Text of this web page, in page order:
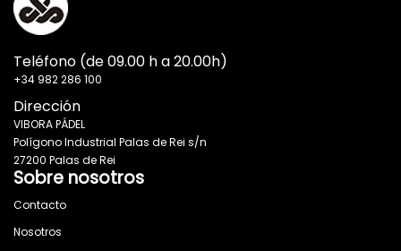
Teléfono (de 09.00 h a 20.00h)
+34 982 286 100
Dirección
VIBORA PÁDEL
Polígono Industrial Palas de Rei s/n
27200 Palas de Rei
Sobre nosotros
Contacto
Nosotros